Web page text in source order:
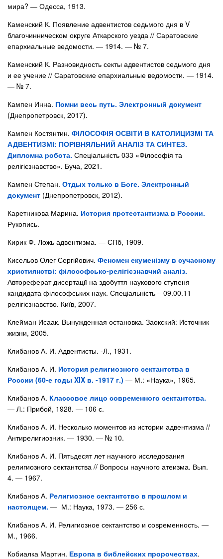
мира? — Одесса, 1913.
Каменский К. Появление адвентистов седьмого дня в V
благочинническом округе Аткарского уезда // Саратовские
епархиальные ведомости. — 1914. — № 7.
Каменский К. Разновидность секты адвентистов седьмого дня
и ее учение // Саратовские епархиальные ведомости. — 1914.
— № 7.
Кампен Инна. Помни весь путь. Электронный документ
(Днепропетровск, 2017).
Кампен Костянтин. ФІЛОСОФІЯ ОСВІТИ В КАТОЛИЦИЗМІ ТА
АДВЕНТИЗМІ: ПОРІВНЯЛЬНИЙ АНАЛІЗ ТА СИНТЕЗ.
Дипломна робота. Спеціальність 033 «Філософія та
релігієзнавство». Буча, 2021.
Кампен Степан. Отдых только в Боге. Электронный
документ (Днепропетровск, 2012).
Каретникова Марина. История протестантизма в России.
Рукопись.
Кирик Ф. Ложь адвентизма. — СПб, 1909.
Кисельов Олег Сергійович. Феномен екуменізму в сучасному
християнстві: філософсько-релігієзнавчий аналіз.
Автореферат дисертації на здобуття наукового ступеня
кандидата філософських наук. Спеціальність – 09.00.11
релігієзнавство. Київ, 2007.
Клейман Исаак. Вынужденная остановка. Заокский: Источник
жизни, 2005.
Клибанов А. И. Адвентисты. -Л., 1931.
Клибанов А. И. История религиозного сектантства в
России (60-е годы XIX в. -1917 г.) — М.: «Наука», 1965.
Клибанов А. Классовое лицо современного сектантства.
— Л.: Прибой, 1928. — 106 с.
Клибанов А. И. Несколько моментов из истории адвентизма //
Антирелигиозник. — 1930. — № 10.
Клибанов А. И. Пятьдесят лет научного исследования
религиозного сектантства // Вопросы научного атеизма. Вып.
4. — 1967.
Клибанов А. Религиозное сектантство в прошлом и
настоящем. — М.: Наука, 1973. — 256 с.
Клибанов А. И. Религиозное сектантство и современность. —
М., 1966.
Кобиалка Мартин. Европа в библейских пророчествах.